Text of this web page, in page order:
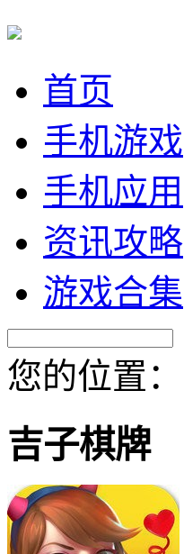
首页
手机游戏
手机应用
资讯攻略
游戏合集
您的位置：
吉子棋牌